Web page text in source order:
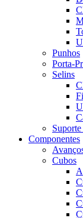
Punhos
Porta-
Selins
Componentes
Cubos